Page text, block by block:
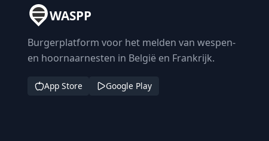
WASPP
Burgerplatform voor het melden van wespen-
en hoornaarnesten in België en Frankrijk.
App Store Google Play